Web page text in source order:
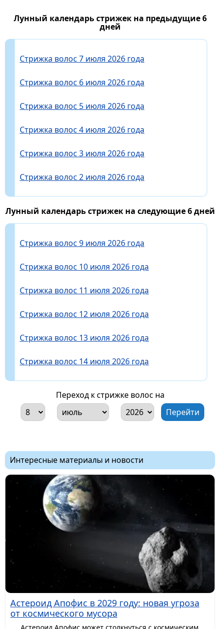
Лунный календарь стрижек на предыдущие 6
дней
Стрижка волос 7 июля 2026 года
Стрижка волос 6 июля 2026 года
Стрижка волос 5 июля 2026 года
Стрижка волос 4 июля 2026 года
Стрижка волос 3 июля 2026 года
Стрижка волос 2 июля 2026 года
Лунный календарь стрижек на следующие 6 дней
Стрижка волос 9 июля 2026 года
Стрижка волос 10 июля 2026 года
Стрижка волос 11 июля 2026 года
Стрижка волос 12 июля 2026 года
Стрижка волос 13 июля 2026 года
Стрижка волос 14 июля 2026 года
Переход к стрижке волос на
Интересные материалы и новости
Астероид Апофис в 2029 году: новая угроза
от космического мусора
Астероид Апофис может столкнуться с космическим